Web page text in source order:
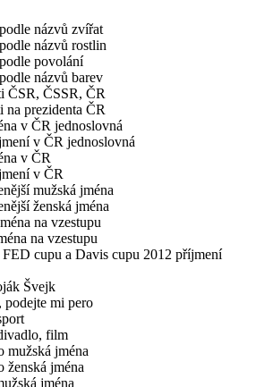
názvů zvířat
názvů rostlin
povolání
názvů barev
ČSR, ČSSR, ČR
na prezidenta ČR
v ČR jednoslovná
v ČR jednoslovná
v ČR
v ČR
mužská jména
ženská jména
na vzestupu
na vzestupu
cupu a Davis cupu 2012 příjmení
Švejk
podejte mi pero
film
mužská jména
ženská jména
jména